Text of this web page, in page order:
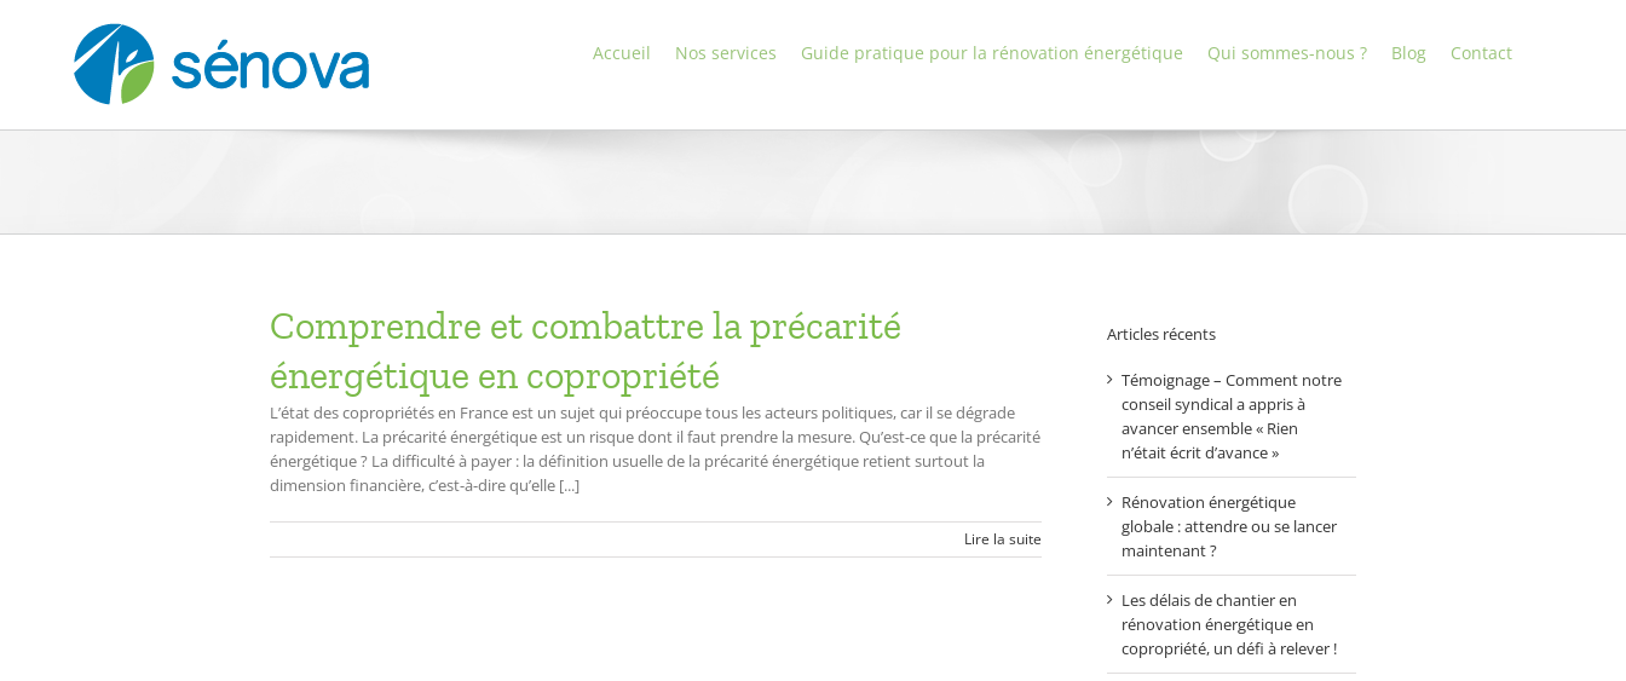
Accueil Nos services Guide pratique pour la rénovation énergétique Qui sommes-nous ? Blog Contact
Comprendre et combattre la précarité
énergétique en copropriété
L’état des copropriétés en France est un sujet qui préoccupe tous les acteurs politiques, car il se dégrade
rapidement. La précarité énergétique est un risque dont il faut prendre la mesure. Qu’est-ce que la précarité
énergétique ? La difficulté à payer : la définition usuelle de la précarité énergétique retient surtout la
dimension financière, c’est-à-dire qu’elle [...]
Lire la suite
Articles récents
Témoignage – Comment notre
conseil syndical a appris à
avancer ensemble « Rien
n’était écrit d’avance »
Rénovation énergétique
globale : attendre ou se lancer
maintenant ?
Les délais de chantier en
rénovation énergétique en
copropriété, un défi à relever !